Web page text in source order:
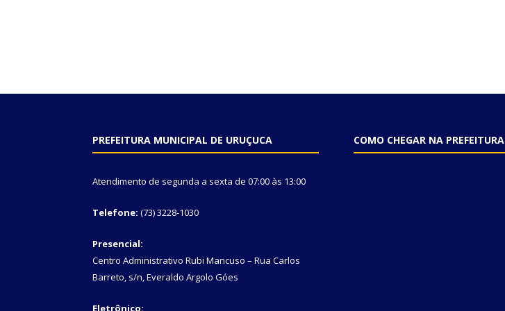
PREFEITURA MUNICIPAL DE URUÇUCA
Atendimento de segunda a sexta de 07:00 às 13:00
Telefone: (73) 3228-1030
Presencial:
Centro Administrativo Rubi Mancuso – Rua Carlos
Barreto, s/n, Everaldo Argolo Góes
Eletrônico:
COMO CHEGAR NA PREFEITURA